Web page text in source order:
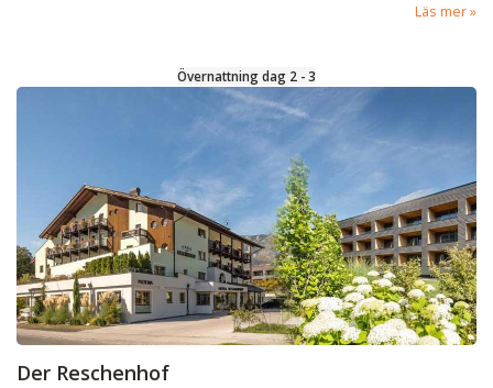
Läs mer
Övernattning dag 2 - 3
Der Reschenhof